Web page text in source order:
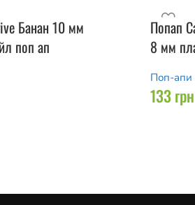
Банан 10 мм
поп ап
Попап
8 мм
Поп-апи
133 грн